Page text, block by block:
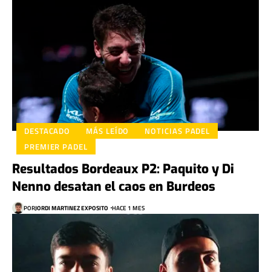
DESTACADO MÁS LEÍDO
NOTICIAS PADEL
PREMIER PADEL
Resultados Bordeaux P2: Paquito y Di
Nenno desatan el caos en Burdeos
PORJORDI MARTINEZ EXPOSITO HACE 1 MES